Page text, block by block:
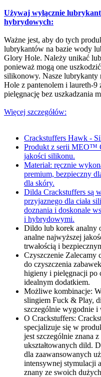
Używaj wyłącznie
hybrydowych:
Ważne jest, aby do tych
lubrykantów na bazie wody
Glory Hole. Należy unikać
ponieważ mogą one
silikonowy. Nasze
Hole z pantenolem i laureth-9
pielęgnację bez uszkadzania
Więcej szczegółów:
Crackstuffers Hawk -
Produkt z serii MEO™
jakości silikonu.
Materiał: ręcznie
premium, bezpieczny
dla skóry.
Dilda Crackstuffers są
przyjaznego dla ciała
doznania i doskonale
i hybrydowymi.
Dildo lub korek analny
analne najwyższej
trwałością i
Czyszczenie Zalecamy
do czyszczenia
higieny i pielęgnacji po
idealnym dodatkiem.
Możliwe kombinacje:
slingiem Fuck & Play,
szczególnie wygodnie i
O Crackstuffers:
specjalizuje się w
jest szczególnie znana
ukształtowanych dild.
dla zaawansowanych
intensywnej stymulacji
znany ze swoich